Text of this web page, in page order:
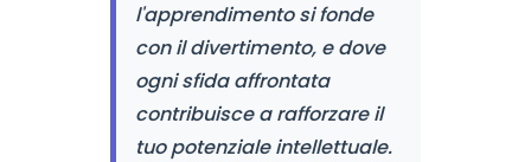
l'apprendimento si fonde
con il divertimento, e dove
ogni sfida affrontata
contribuisce a rafforzare il
tuo potenziale intellettuale.